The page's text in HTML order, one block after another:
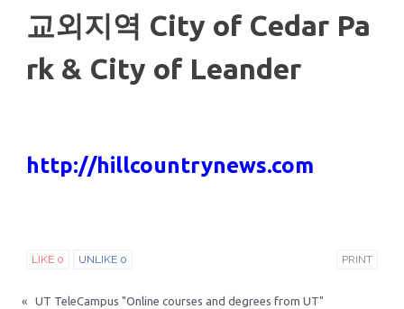
교외지역 City of Cedar Pa
rk & City of Leander
http://hillcountrynews.com
LIKE 0 UNLIKE 0 PRINT
« UT TeleCampus "Online courses and degrees from UT"